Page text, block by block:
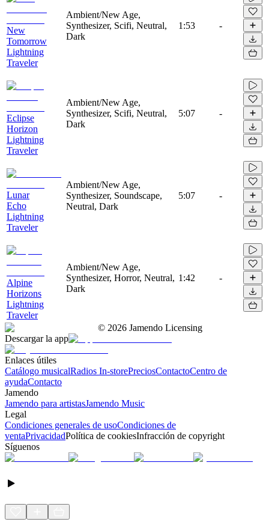
New
Tomorrow
Lightning
Traveler
Ambient/New Age,
Synthesizer, Scifi, Neutral,
Dark
1:53 -
Eclipse
Horizon
Lightning
Traveler
Ambient/New Age,
Synthesizer, Scifi, Neutral,
Dark
5:07 -
Lunar
Echo
Lightning
Traveler
Ambient/New Age,
Synthesizer, Soundscape,
Neutral, Dark
5:07 -
Alpine
Horizons
Lightning
Traveler
Ambient/New Age,
Synthesizer, Horror, Neutral,
Dark
1:42 -
© 2026 Jamendo Licensing
Descargar la app
Enlaces útiles
Catálogo musicalRadios In-storePreciosContactoCentro de
ayudaContacto
Jamendo
Jamendo para artistasJamendo Music
Legal
Condiciones generales de usoCondiciones de
ventaPrivacidadPolítica de cookiesInfracción de copyright
Síguenos